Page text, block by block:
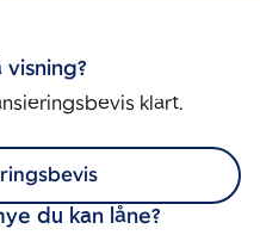
visning?
klart.
du kan låne?